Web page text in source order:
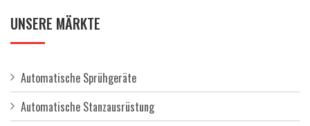
UNSERE MÄRKTE
Automatische Sprühgeräte
Automatische Stanzausrüstung